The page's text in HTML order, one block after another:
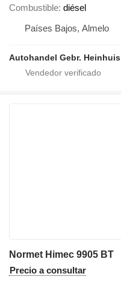
Combustible diésel
Países Bajos, Almelo
Autohandel Gebr. Heinhuis
Normet Himec 9905 BT
Precio a consultar